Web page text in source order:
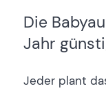
Die
Jahr
Jeder plant